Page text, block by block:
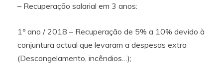
– Recuperação salarial em 3 anos:
1º ano / 2018 – Recuperação de 5% a 10% devido à
conjuntura actual que levaram a despesas extra
(Descongelamento, incêndios…);